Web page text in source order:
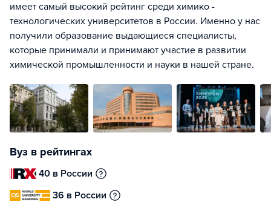
имеет самый высокий рейтинг среди химико -
технологических университетов в России. Именно у нас
получили образование выдающиеся специалисты,
которые принимали и принимают участие в развитии
химической промышленности и науки в нашей стране.
Вуз в рейтингах
40 в России
36 в России